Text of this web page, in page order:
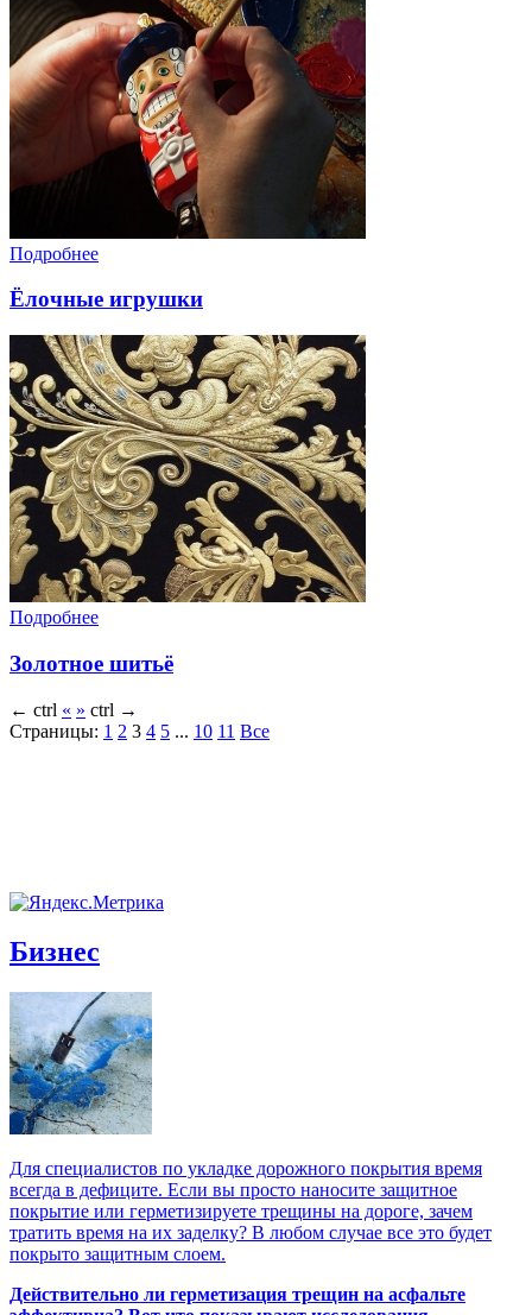
Подробнее
Ёлочные игрушки
Подробнее
Золотное шитьё
← ctrl « » ctrl →
Страницы: 1 2 3 4 5 ... 10 11 Все
Бизнес
Для специалистов по укладке дорожного покрытия время
всегда в дефиците. Если вы просто наносите защитное
покрытие или герметизируете трещины на дороге, зачем
тратить время на их заделку? В любом случае все это будет
покрыто защитным слоем.
Действительно ли герметизация трещин на асфальте